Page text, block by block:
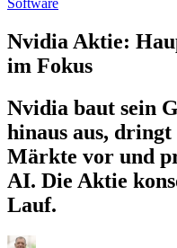
Software
Nvidia Aktie:
im Fokus
Nvidia baut sein
hinaus aus,
Märkte vor und
AI. Die Aktie
Lauf.